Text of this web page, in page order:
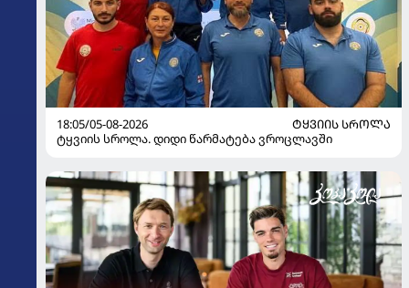
18:05/05-08-2026
ᲢᲧᲕᲘᲘᲡ ᲡᲠᲝᲚᲐ
ტყვიის სროლა. დიდი წარმატება ვროცლავში